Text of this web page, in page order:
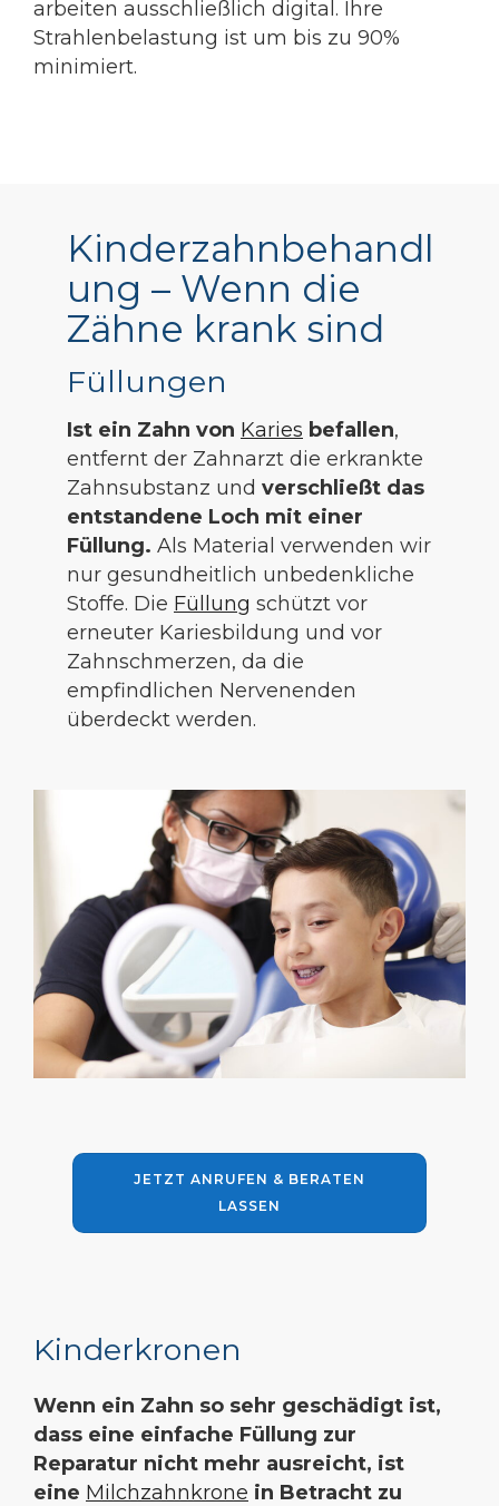
arbeiten ausschließlich digital. Ihre
Strahlenbelastung ist um bis zu 90%
minimiert.
Kinderzahnbehandl
ung – Wenn die
Zähne krank sind
Füllungen
Ist ein Zahn von Karies befallen,
entfernt der Zahnarzt die erkrankte
Zahnsubstanz und verschließt das
entstandene Loch mit einer
Füllung. Als Material verwenden wir
nur gesundheitlich unbedenkliche
Stoffe. Die Füllung schützt vor
erneuter Kariesbildung und vor
Zahnschmerzen, da die
empfindlichen Nervenenden
überdeckt werden.
JETZT ANRUFEN & BERATEN
LASSEN
Kinderkronen
Wenn ein Zahn so sehr geschädigt ist,
dass eine einfache Füllung zur
Reparatur nicht mehr ausreicht, ist
eine Milchzahnkrone in Betracht zu